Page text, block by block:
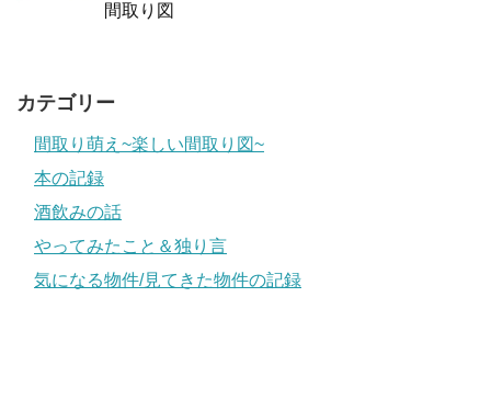
間取り図
カテゴリー
間取り萌え~楽しい間取り図~
本の記録
酒飲みの話
やってみたこと＆独り言
気になる物件/見てきた物件の記録